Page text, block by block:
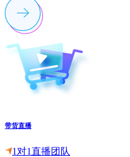
带货直播
1对1直播团队